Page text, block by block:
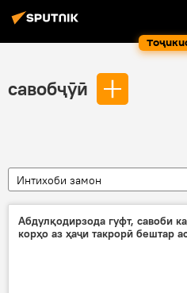
савобҷӯӣ
Интихоби замон
Абдулқодирзода гуфт, савоби
корҳо аз ҳаҷи такрорӣ бештар